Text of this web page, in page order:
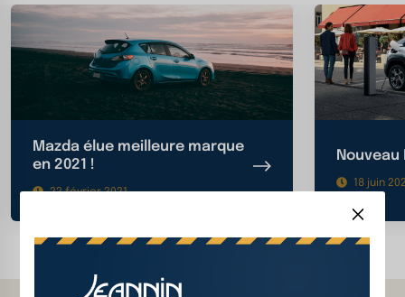
Mazda élue meilleure marque
en 2021 !
22 février 2021
Nouveau
18 juin